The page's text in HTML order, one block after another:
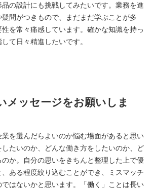
の設計にも挑戦してみたいです。業務を進
問がつきもので、まだまだ学ぶことが多
を常々痛感しています。確かな知識を持っ
て日々精進したいです。
メッセージをお願いしま
を選んだらよいのか悩む場面があると思い
したいのか、どんな働き方をしたいのか、ど
か。自分の思いをきちんと整理した上で優
ある程度絞り込むことができ、ミスマッチ
はないかと思います。「働く」ことは長い